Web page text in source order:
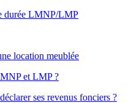
durée LMNP/LMP
location meublée
et LMP ?
ses revenus fonciers ?